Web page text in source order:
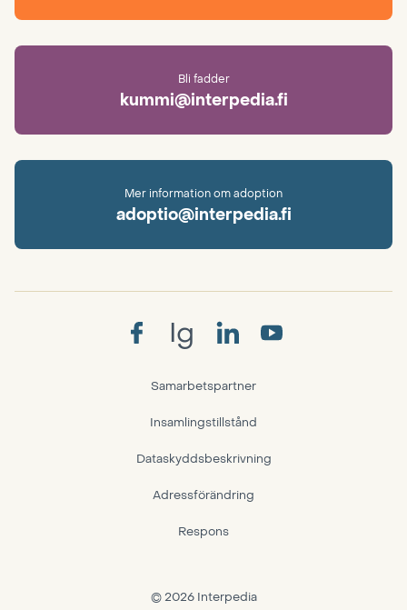
Bli fadder
kummi@interpedia.fi
Mer information om adoption
adoptio@interpedia.fi
Ig
Samarbetspartner
Insamlingstillstånd
Dataskyddsbeskrivning
Adressförändring
Respons
© 2026 Interpedia